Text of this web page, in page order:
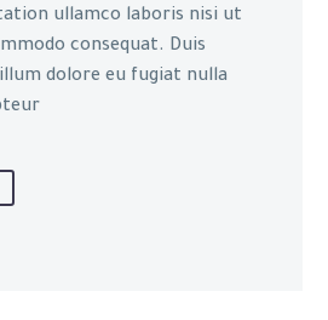
ullamco laboris nisi ut
consequat. Duis
dolore eu fugiat nulla